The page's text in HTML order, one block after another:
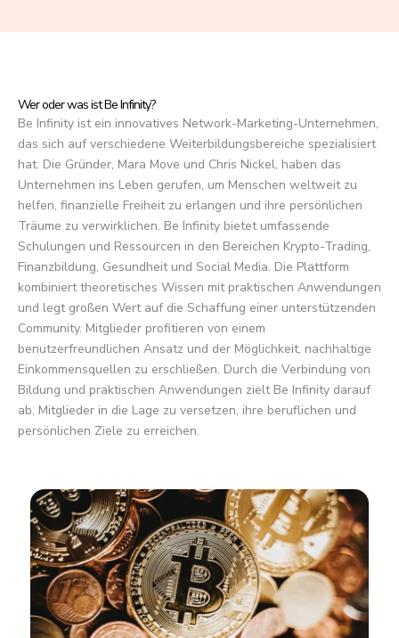
5
Wer oder was ist Be Infinity?
Be Infinity ist ein innovatives Network-Marketing-Unternehmen,
das sich auf verschiedene Weiterbildungsbereiche spezialisiert
hat. Die Gründer, Mara Move und Chris Nickel, haben das
Unternehmen ins Leben gerufen, um Menschen weltweit zu
helfen, finanzielle Freiheit zu erlangen und ihre persönlichen
Träume zu verwirklichen. Be Infinity bietet umfassende
Schulungen und Ressourcen in den Bereichen Krypto-Trading,
Finanzbildung, Gesundheit und Social Media. Die Plattform
kombiniert theoretisches Wissen mit praktischen Anwendungen
und legt großen Wert auf die Schaffung einer unterstützenden
Community. Mitglieder profitieren von einem
benutzerfreundlichen Ansatz und der Möglichkeit, nachhaltige
Einkommensquellen zu erschließen. Durch die Verbindung von
Bildung und praktischen Anwendungen zielt Be Infinity darauf
ab, Mitglieder in die Lage zu versetzen, ihre beruflichen und
persönlichen Ziele zu erreichen.